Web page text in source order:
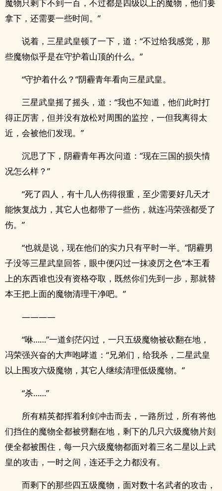
魔物只剩下不到一百，不过都是四级以上的魔物，他们要
拿下，还需要一些时间。”
说着，三星武皇顿了一下，道：“不过给我感觉，那
些魔物似乎是在守护着山顶的什么。”
“守护着什么？”阴霾青年看向三星武皇。
三星武皇摇了摇头，道：“我也不知道，他们此时打
得正厉害，但并没有放松对周围的监控，一但我离得太
近，会被他们发现。”
沉思了下，阴霾青年再次问道：”现在三国的损失情
况怎么样？”
“死了四人，有十几人伤得很重，至少需要好几天才
能恢复战力，其它人也都带了一些伤，就连冯荣强都受了
伤。”
“也就是说，现在他们的实力只有平时一半。”阴霾男
子没等三星武皇回答，眼中便闪过一抹凌厉之色“本王看
上的东西谁也没有资格夺取，既然你们先到一步，那就替
本王把上面的魔物清理干净吧。”
————
“咻……”一道剑茫闪过，一只五级魔物被砍翻在地，
冯荣强兴奋的大声咆哮道：“兄弟们，给我杀，二星武皇
以上围攻六级魔物，其它人继续清理低级魔物。”
“杀……”
所有精英都挥着利剑冲击而去，一路所过，所有将他
们挡住的魔物全都被劈翻在地，剩下的几只六级魔物片刻
便全都被围住，每一只六级魔物都面对着三名二星以上武
皇的攻击，一时之间，连还手之力都没有。
而剩下的那些四五级魔物，面对数十名武者的攻击，